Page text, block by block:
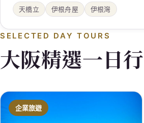
天橋立 伊根舟屋 伊根灣
SELECTED DAY TOURS
大阪精選一日
企業旅遊